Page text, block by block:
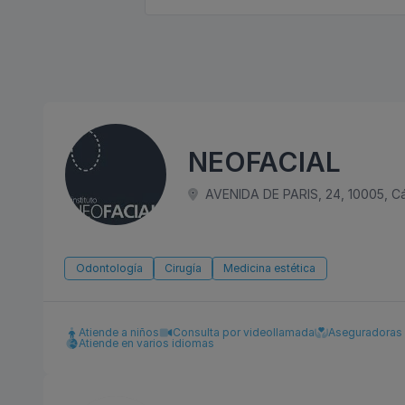
NEOFACIAL
AVENIDA DE PARIS, 24, 10005,
Odontología Cirugía Medicina estética
Atiende a niños Consulta por videollamada
Aseguradoras
Atiende en varios idiomas